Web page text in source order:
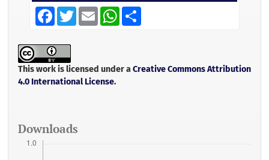
F
a
b
o
o
k
T
w
r
E
m
W
p
S
This work is licensed under aCreative Commons Attribution
4.0 International License.
Downloads